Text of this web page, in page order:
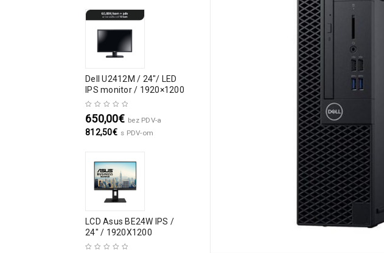
Dell U2412M / 24″/ LED
IPS monitor / 1920×1200
650,00€ bez PDV-a
812,50€ s PDV-om
LCD Asus BE24W IPS /
24" / 1920X1200